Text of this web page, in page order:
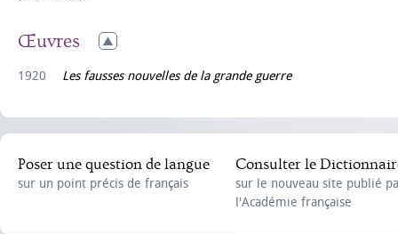
Œuvres
1920 Les fausses nouvelles de la grande guerre
Poser une question de langue
sur un point précis de français
Consulter le
sur le nouveau site publié
l'Académie française